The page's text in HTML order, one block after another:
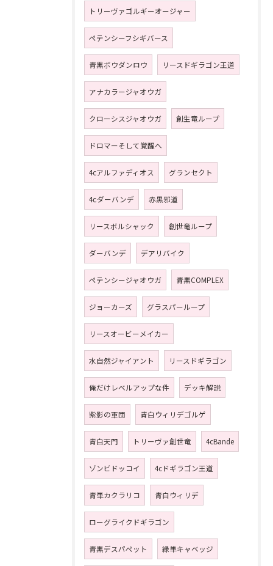
トリーヴァゴルギーオージャー
ペテンシーフシギバース
青黒ボウダンロウ リースドギラゴン王道
アナカラージャオウガ
クローシスジャオウガ 創生竜ループ
ドロマーそして覚醒へ
4cアルファディオス グランセクト
4ⅽダーバンデ 赤黒邪道
リースボルシャック 創世竜ループ
ダーバンデ デアリバイク
ペテンシージャオウガ 青黒COMPLEX
ジョーカーズ グラスパーループ
リースオービーメイカー
水自然ジャイアント リースドギラゴン
俺だけレベルアップな件 デッキ解説
紫影の軍団 青白ウィリデゴルゲ
青白天門 トリーヴァ創世竜 4cBande
ゾンビドッコイ 4cドギラゴン王道
青単カクラリコ 青白ウィリデ
ローグライクドギラゴン
青黒デスパペット 緑単キャベッジ